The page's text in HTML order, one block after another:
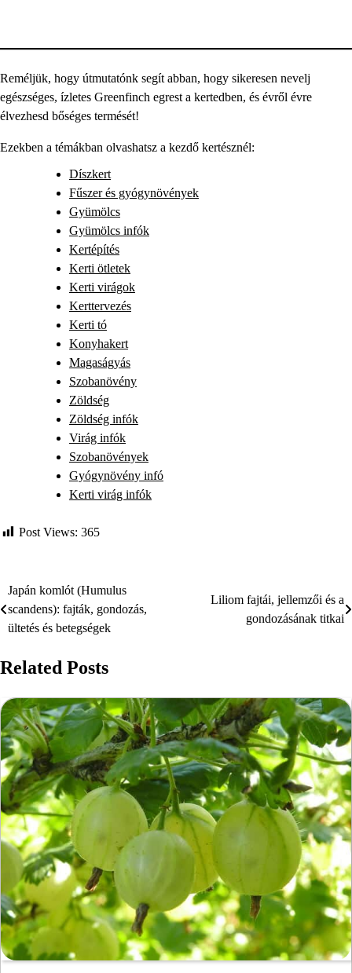
Reméljük, hogy útmutatónk segít abban, hogy sikeresen nevelj
egészséges, ízletes Greenfinch egrest a kertedben, és évről évre
élvezhesd bőséges termését!
Ezekben a témákban olvashatsz a kezdő kertésznél:
Díszkert
Fűszer és gyógynövények
Gyümölcs
Gyümölcs infók
Kertépítés
Kerti ötletek
Kerti virágok
Kerttervezés
Kerti tó
Konyhakert
Magaságyás
Szobanövény
Zöldség
Zöldség infók
Virág infók
Szobanövények
Gyógynövény infó
Kerti virág infók
Post Views: 365
Bejegyzés
navigáció
Japán komlót (Humulus
scandens): fajták, gondozás,
ültetés és betegségek
Liliom fajtái, jellemzői és a
gondozásának titkai
Related Posts